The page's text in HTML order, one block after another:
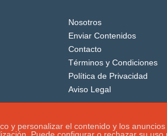
Nosotros
Enviar Contenidos
Contacto
Términos y Condiciones
Política de Privacidad
Aviso Legal
personalizar el contenido y los